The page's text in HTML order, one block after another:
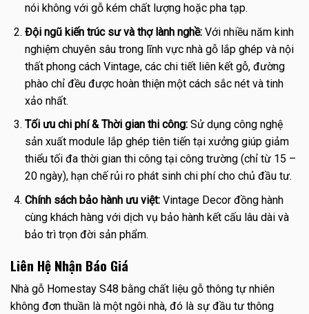
nói không với gỗ kém chất lượng hoặc pha tạp.
Đội ngũ kiến trúc sư và thợ lành nghề:Với nhiều năm kinh
nghiệm chuyên sâu trong lĩnh vực nhà gỗ lắp ghép và nội
thất phong cách Vintage, các chi tiết liên kết gỗ, đường
phào chỉ đều được hoàn thiện một cách sắc nét và tinh
xảo nhất.
Tối ưu chi phí & Thời gian thi công:Sử dụng công nghệ
sản xuất module lắp ghép tiên tiến tại xưởng giúp giảm
thiểu tối đa thời gian thi công tại công trường (chỉ từ 15 –
20 ngày), hạn chế rủi ro phát sinh chi phí cho chủ đầu tư.
Chính sách bảo hành ưu việt:Vintage Decor đồng hành
cùng khách hàng với dịch vụ bảo hành kết cấu lâu dài và
bảo trì trọn đời sản phẩm.
Liên Hệ Nhận Báo Giá
Nhà gỗ Homestay S48 bằng chất liệu gỗ thông tự nhiên
không đơn thuần là một ngôi nhà, đó là sự đầu tư thông